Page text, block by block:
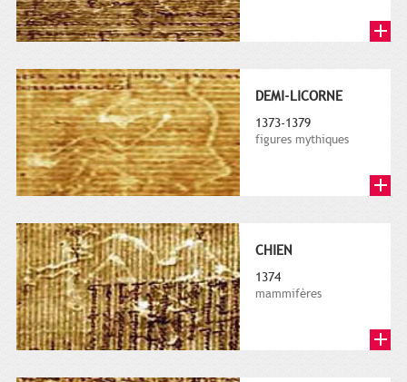
DEMI-LICORNE
1373-1379
figures mythiques
CHIEN
1374
mammifères